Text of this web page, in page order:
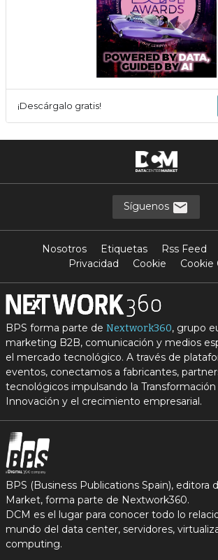
¡Descárgalo gratis!
Síguenos
Nosotros Etiquetas Rss Feed
Privacidad
Cookie Cookie
BPS forma parte de Nextwork360, grupo
marketing B2B, comunicación y medios
el mercado tecnológico. A través de
eventos, conectamos a fabricantes,
tecnológicos impulsando la Transformación
Innovación y el crecimiento empresarial.
BPS (Business Publications Spain), editora
Market, forma parte de Nextwork360.
DCM es el lugar para conocer todo lo
mundo del data center, servidores,
computing.